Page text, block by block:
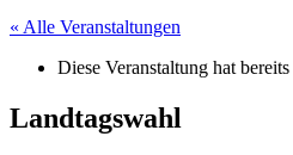
« Alle Veranstaltungen
Diese Veranstaltung hat
Landtagswahl